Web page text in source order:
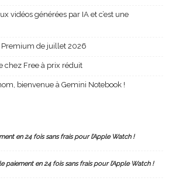
vidéos générées par IA et c’est une
Premium de juillet 2026
chez Free à prix réduit
bienvenue à Gemini Notebook !
en 24 fois sans frais pour l’Apple Watch !
paiement en 24 fois sans frais pour l’Apple Watch !